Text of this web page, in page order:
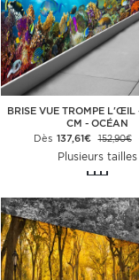
BRISE VUE TROMPE
CM - OCÉAN
Dès 137,61€ 152,90€
Plusieurs tailles